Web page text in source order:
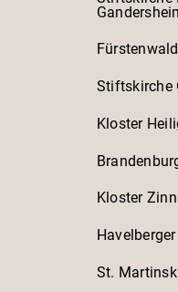
Stiftskirche
Kloster
Kloster
St.